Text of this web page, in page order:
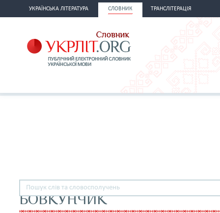
УКРАЇНСЬКА ЛІТЕРАТУРА СЛОВНИК ТРАНСЛІТЕРАЦІЯ
БОВКУНЧИК